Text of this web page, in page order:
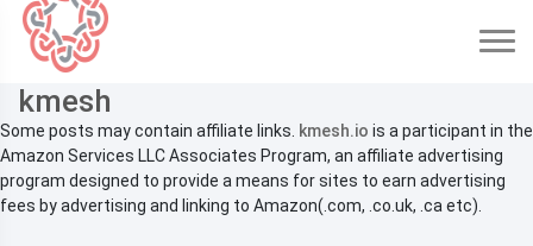
kmesh
Some posts may contain affiliate links. kmesh.io is a participant in the
Amazon Services LLC Associates Program, an affiliate advertising
program designed to provide a means for sites to earn advertising
fees by advertising and linking to Amazon(.com, .co.uk, .ca etc).